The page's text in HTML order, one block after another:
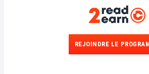
REJOINDRE LE